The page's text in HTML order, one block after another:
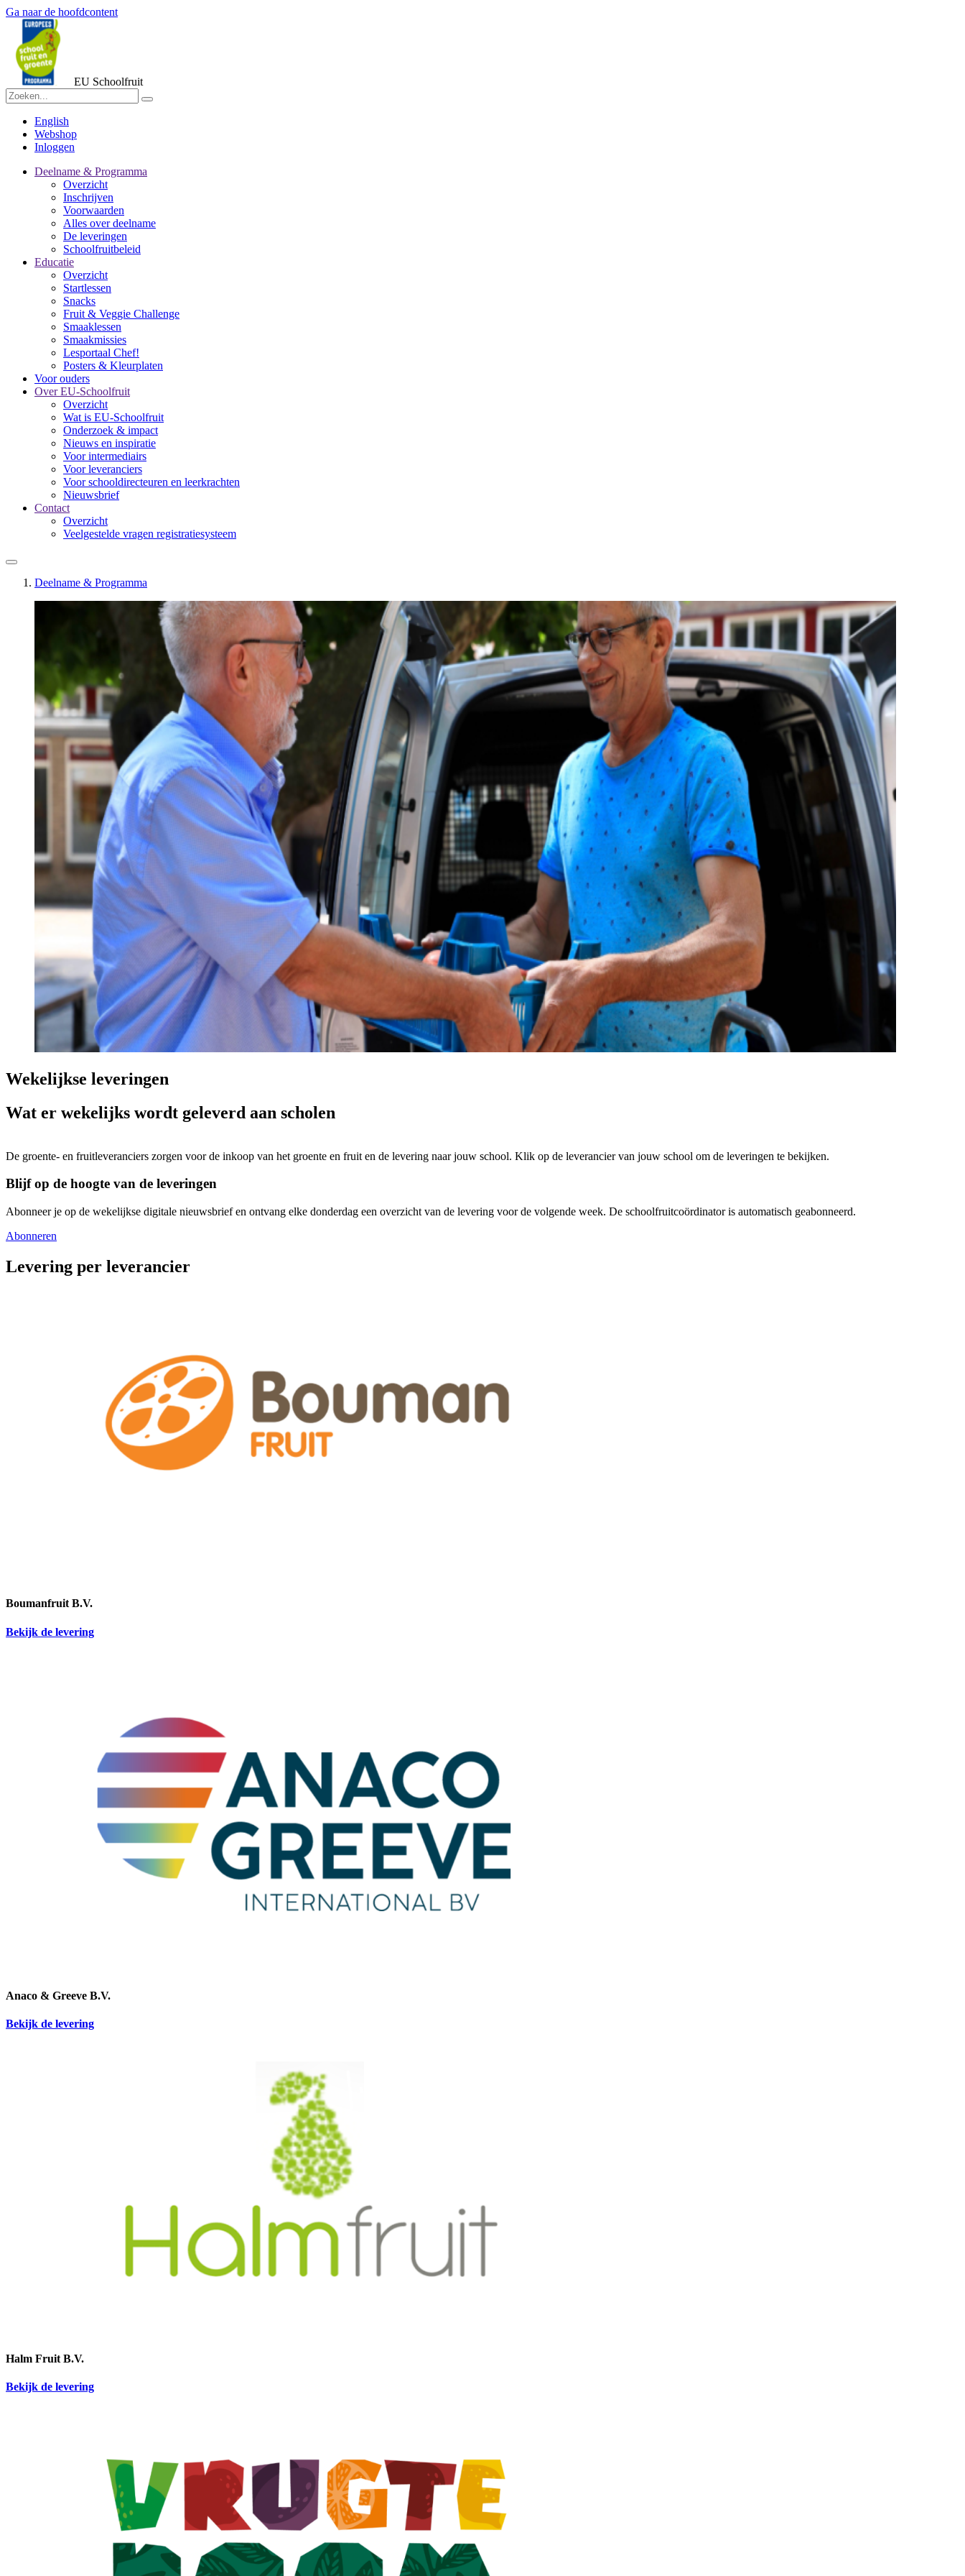
Ga naar de hoofdcontent
EU Schoolfruit
English
Webshop
Inloggen
Deelname & Programma
Overzicht
Inschrijven
Voorwaarden
Alles over deelname
De leveringen
Schoolfruitbeleid
Educatie
Overzicht
Startlessen
Snacks
Fruit & Veggie Challenge
Smaaklessen
Smaakmissies
Lesportaal Chef!
Posters & Kleurplaten
Voor ouders
Over EU-Schoolfruit
Overzicht
Wat is EU-Schoolfruit
Onderzoek & impact
Nieuws en inspiratie
Voor intermediairs
Voor leveranciers
Voor schooldirecteuren en leerkrachten
Nieuwsbrief
Contact
Overzicht
Veelgestelde vragen registratiesysteem
Deelname & Programma
Wekelijkse leveringen
Wat er wekelijks wordt geleverd aan scholen
De groente- en fruitleveranciers zorgen voor de inkoop van het groente en fruit en de levering naar jouw school. Klik op de leverancier van jouw school om de leveringen te bekijken.
Blijf op de hoogte van de leveringen
Abonneer je op de wekelijkse digitale nieuwsbrief en ontvang elke donderdag een overzicht van de levering voor de volgende week. De schoolfruitcoördinator is automatisch geabonneerd.
Abonneren
Levering per leverancier
Boumanfruit B.V.
Bekijk de levering
Anaco & Greeve B.V.
Bekijk de levering
Halm Fruit B.V.
Bekijk de levering